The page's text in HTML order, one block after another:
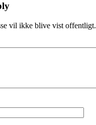
vil ikke blive vist offentligt.